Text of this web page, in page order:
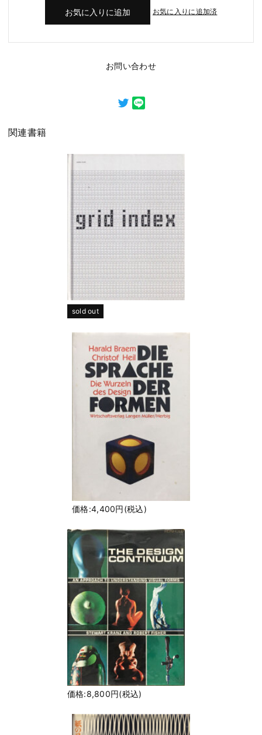
お気に入りに追加済
お問い合わせ
関連書籍
sold out
価格:4,400円(税込)
価格:8,800円(税込)